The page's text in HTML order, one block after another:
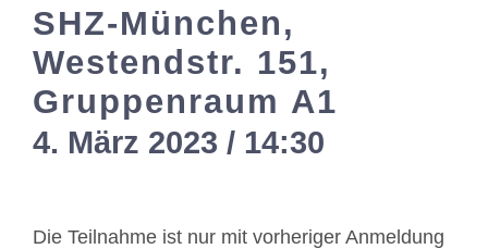
SHZ-München,
Westendstr. 151,
Gruppenraum A1
4. März 2023 / 14:30
Die Teilnahme ist nur mit vorheriger Anmeldung